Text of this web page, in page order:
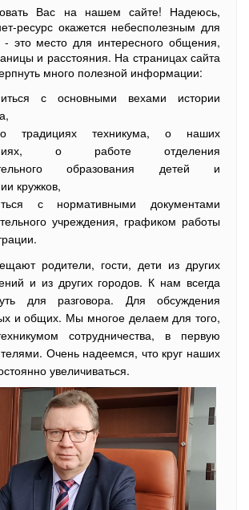
Вас на нашем сайте! Надеюсь,
ресурс окажется небесполезным для
это место для интересного общения,
и расстояния. На страницах сайта
много полезной информации:
с основными вехами истории
традициях техникума, о наших
о работе отделения
образования детей и
кружков,
с нормативными документами
учреждения, графиком работы
родители, гости, дети из других
и из других городов. К нам всегда
для разговора. Для обсуждения
и общих. Мы многое делаем для того,
сотрудничества, в первую
Очень надеемся, что круг наших
увеличиваться.